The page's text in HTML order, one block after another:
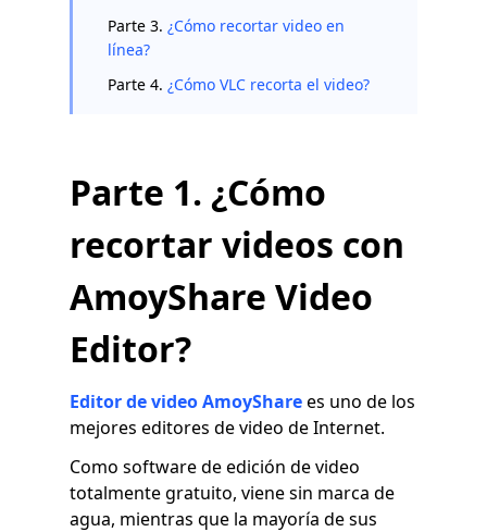
Parte 3. ¿Cómo recortar video en
línea?
Parte 4. ¿Cómo VLC recorta el video?
Parte 1. ¿Cómo
recortar videos con
AmoyShare Video
Editor?
Editor de video AmoySharees uno de los
mejores editores de video de Internet.
Como software de edición de video
totalmente gratuito, viene sin marca de
agua, mientras que la mayoría de sus